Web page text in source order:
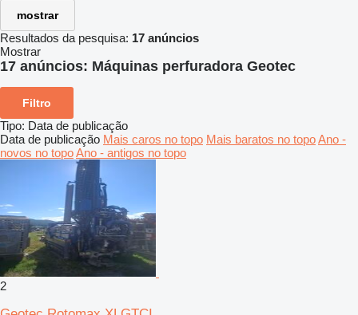
mostrar
Resultados da pesquisa: 17 anúncios
Mostrar
17 anúncios: Máquinas perfuradora Geotec
Filtro
Tipo: Data de publicação
Data de publicação Mais caros no topo Mais baratos no topoAno -
novos no topoAno - antigos no topo
2